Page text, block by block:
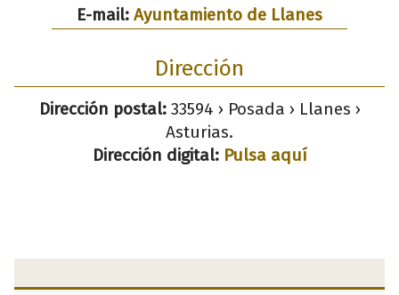
E-mail: Ayuntamiento de Llanes
Dirección
Dirección postal:33594 › Posada › Llanes ›
Asturias.
Dirección digital: Pulsa aquí